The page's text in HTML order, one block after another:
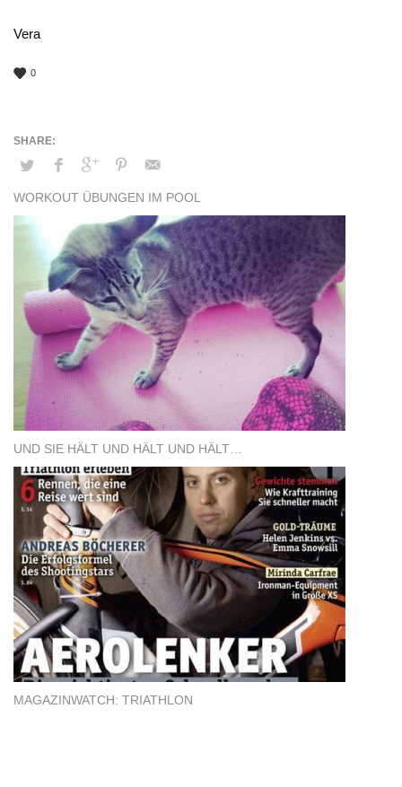
Vera
0
WORKOUT ÜBUNGEN IM POOL
UND SIE HÄLT UND HÄLT UND HÄLT…
MAGAZINWATCH: TRIATHLON